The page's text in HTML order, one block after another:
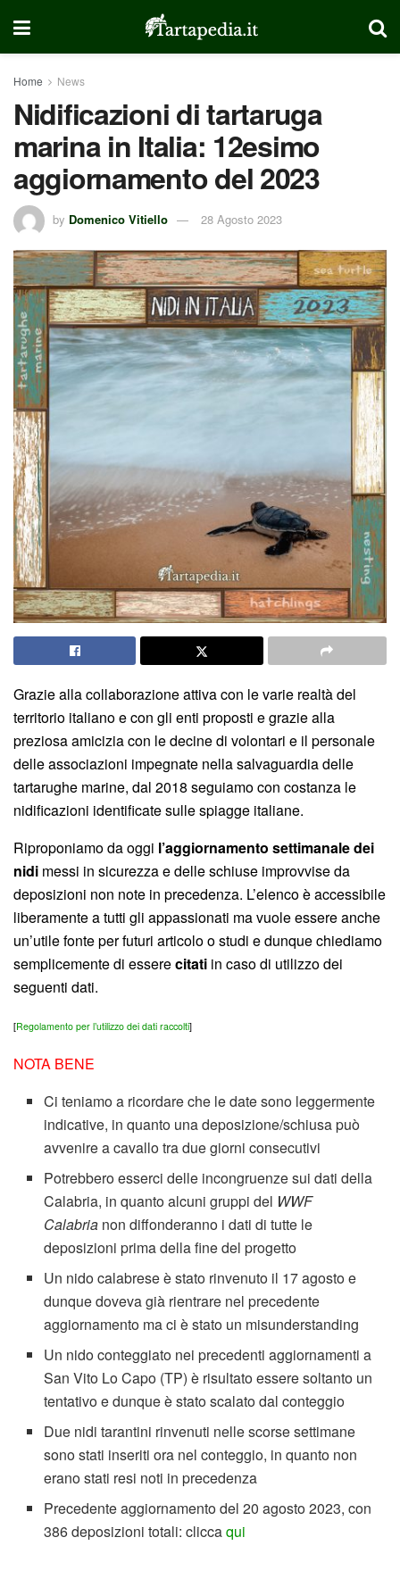
Home News
Nidificazioni di tartaruga
marina in Italia: 12esimo
aggiornamento del 2023
by Domenico Vitiello 28 Agosto 2023
Grazie alla collaborazione attiva con le varie realtà del
territorio italiano e con gli enti proposti e grazie alla
preziosa amicizia con le decine di volontari e il personale
delle associazioni impegnate nella salvaguardia delle
tartarughe marine, dal 2018 seguiamo con costanza le
nidificazioni identificate sulle spiagge italiane.
Riproponiamo da oggi l’aggiornamento settimanale dei
nidi messi in sicurezza e delle schiuse improvvise da
deposizioni non note in precedenza. L’elenco è accessibile
liberamente a tutti gli appassionati ma vuole essere anche
un’utile fonte per futuri articolo o studi e dunque chiediamo
semplicemente di esserecitati in caso di utilizzo dei
seguenti dati.
[Regolamento per l’utilizzo dei dati raccolti]
NOTA BENE
Ci teniamo a ricordare che le date sono leggermente
indicative, in quanto una deposizione/schiusa può
avvenire a cavallo tra due giorni consecutivi
Potrebbero esserci delle incongruenze sui dati della
Calabria, in quanto alcuni gruppi del WWF
Calabria non diffonderanno i dati di tutte le
deposizioni prima della fine del progetto
Un nido calabrese è stato rinvenuto il 17 agosto e
dunque doveva già rientrare nel precedente
aggiornamento ma ci è stato un misunderstanding
Un nido conteggiato nei precedenti aggiornamenti a
San Vito Lo Capo (TP) è risultato essere soltanto un
tentativo e dunque è stato scalato dal conteggio
Due nidi tarantini rinvenuti nelle scorse settimane
sono stati inseriti ora nel conteggio, in quanto non
erano stati resi noti in precedenza
Precedente aggiornamento del 20 agosto 2023, con
386 deposizioni totali: cliccaqui